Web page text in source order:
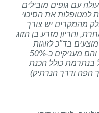
עם גופים מובילים
למטופלות את הסיכוי
מהמקרים יש צורך
והריון מזרע בן הזוג
בד"כ לזוגות
שלהם סיכויי הצלחה אפסיים, והם מעניקים כ-50%
בנתרמת כולל הכנת
הפה ודרך הנרתיק)